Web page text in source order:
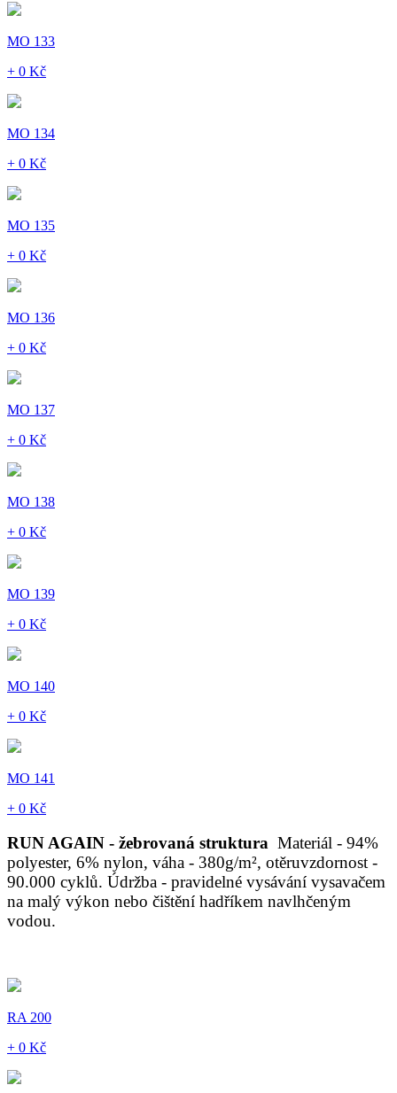
MO 133
+ 0 Kč
MO 134
+ 0 Kč
MO 135
+ 0 Kč
MO 136
+ 0 Kč
MO 137
+ 0 Kč
MO 138
+ 0 Kč
MO 139
+ 0 Kč
MO 140
+ 0 Kč
MO 141
+ 0 Kč
RUN AGAIN - žebrovaná struktura Materiál - 94%
polyester, 6% nylon, váha - 380g/m², otěruvzdornost -
90.000 cyklů. Údržba - pravidelné vysávání vysavačem
na malý výkon nebo čištění hadříkem navlhčeným
vodou.
RA 200
+ 0 Kč